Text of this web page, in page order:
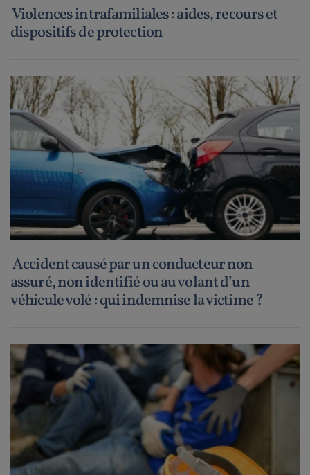
Violences intrafamiliales : aides, recours et
dispositifs de protection
Accident causé par un conducteur non
assuré, non identifié ou au volant d’un
véhicule volé : qui indemnise la victime ?